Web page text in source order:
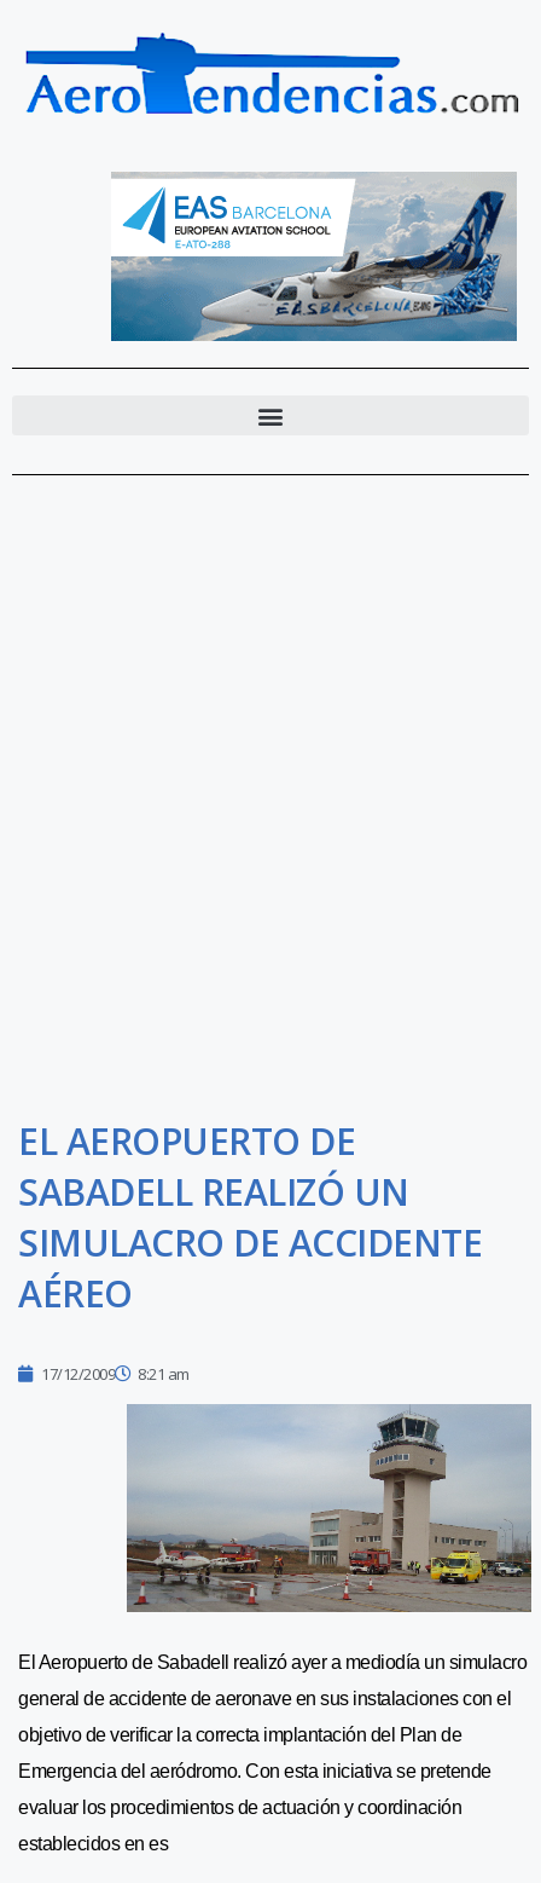
EL AEROPUERTO DE
SABADELL REALIZÓ UN
SIMULACRO DE ACCIDENTE
AÉREO
17/12/2009 8:21 am
El Aeropuerto de Sabadell realizó ayer a mediodía un simulacro
general de accidente de aeronave en sus instalaciones con el
objetivo de verificar la correcta implantación del Plan de
Emergencia del aeródromo. Con esta iniciativa se pretende
evaluar los procedimientos de actuación y coordinación
establecidos en es